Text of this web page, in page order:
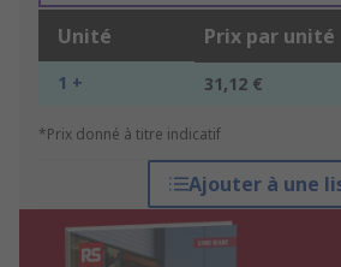
Unité Prix par unité
1 + 31,12 €
*Prix donné à titre indicatif
Ajouter à une